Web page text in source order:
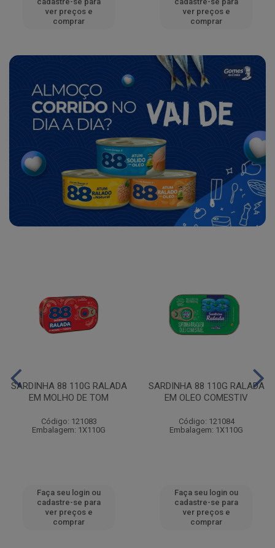
ver preços e
comprar
ver preços e
comprar
SARDINHA 88 110G RALADA
EM MOLHO DE TOM
Código: 121083
Embalagem: 1X110G
Faça seu login ou
cadastre-se para
ver preços e
comprar
SARDINHA 88 110G RALADA
EM OLEO COMESTIV
Código: 121084
Embalagem: 1X110G
Faça seu login ou
cadastre-se para
ver preços e
comprar